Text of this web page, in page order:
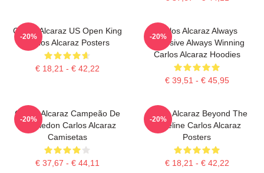
Carlos Alcaraz US Open King
Carlos Alcaraz Posters
€ 18,21 - € 42,22
-20%
Carlos Alcaraz Always
Explosive Always Winning
Carlos Alcaraz Hoodies
€ 39,51 - € 45,95
-20%
Carlos Alcaraz Campeão De
Wimbledon Carlos Alcaraz
Camisetas
€ 37,67 - € 44,11
-20%
Carlos Alcaraz Beyond The
Baseline Carlos Alcaraz
Posters
€ 18,21 - € 42,22
-20%